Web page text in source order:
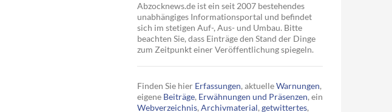
Abzocknews.de ist ein seit 2007 bestehendes
unabhängiges Informationsportal und befindet
sich im stetigen Auf-, Aus- und Umbau. Bitte
beachten Sie, dass Einträge den Stand der Dinge
zum Zeitpunkt einer Veröffentlichung spiegeln.
Finden Sie hier Erfassungen, aktuelleWarnungen,
eigene Beiträge, Erwähnungen und Präsenzen, ein
Webverzeichnis, Archivmaterial, getwittertes,